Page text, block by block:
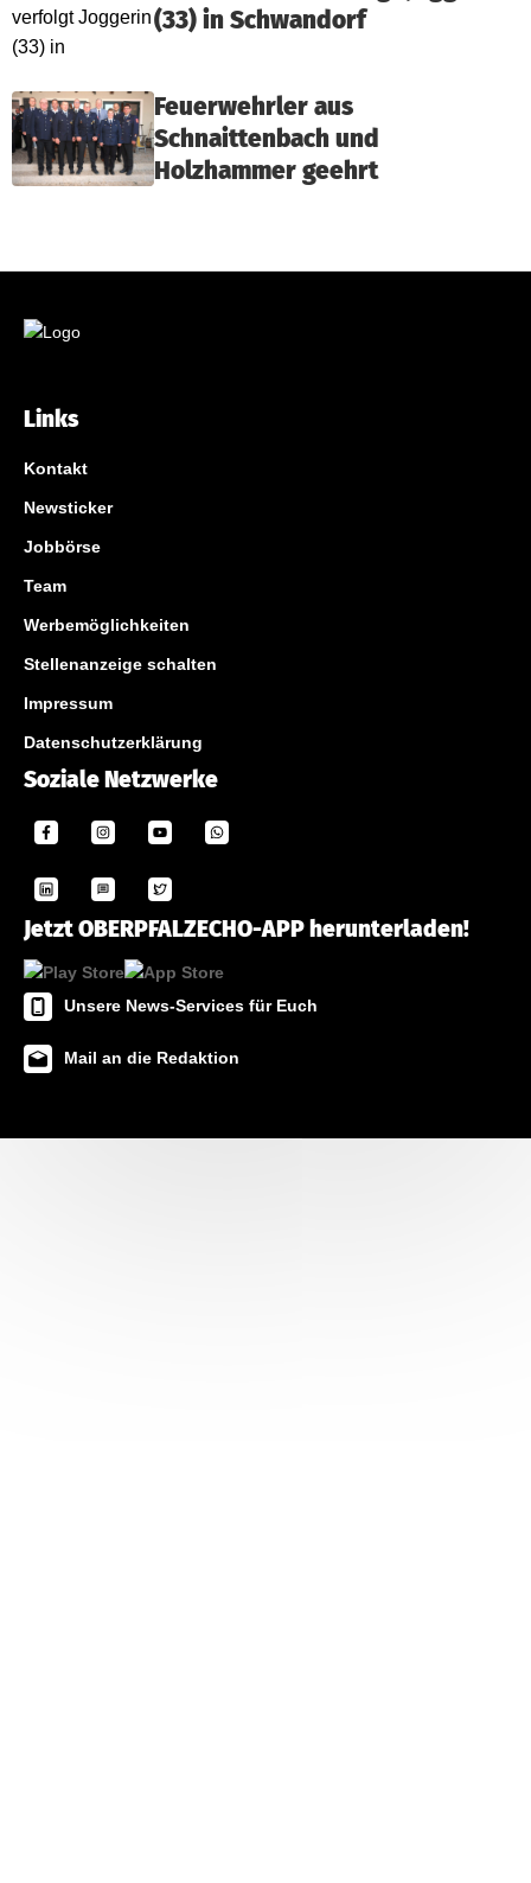
(33) in Schwandorf
Feuerwehrler aus
Schnaittenbach und
Holzhammer geehrt
Links
Kontakt
Newsticker
Jobbörse
Team
Werbemöglichkeiten
Stellenanzeige schalten
Impressum
Datenschutzerklärung
Soziale Netzwerke
Jetzt OBERPFALZECHO-APP herunterladen!
Unsere News-Services für Euch
Mail an die Redaktion